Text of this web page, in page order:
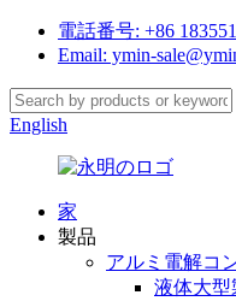
電話番号: +86
Email: ymin-
English
家
製品
アルミ電解コ
液体大型